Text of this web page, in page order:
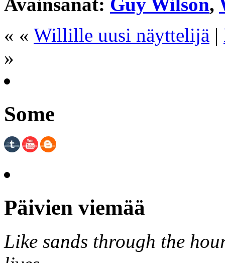
Avainsanat: Guy Wilson,
« « Willille uusi näyttelijä |
»
Some
Päivien viemää
Like sands through the